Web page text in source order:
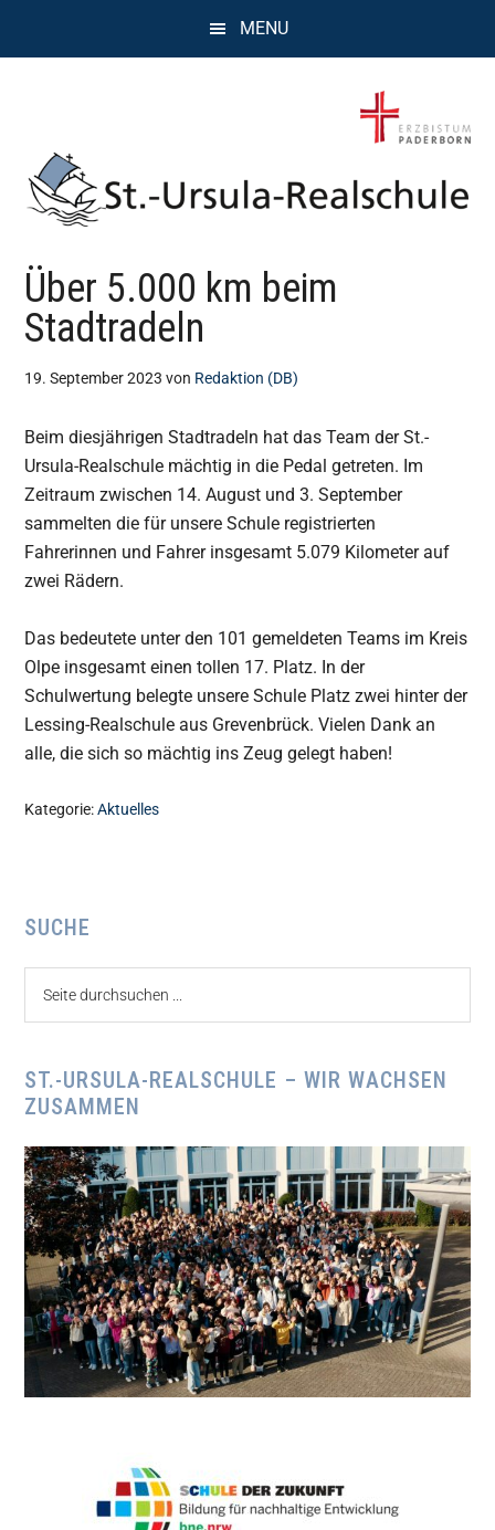
MENU
St.
Ursula
Realschule
Attendorn
Kompetenz,
Persönlichkeit,
Chancen
Über 5.000 km beim
Stadtradeln
19. September 2023 von Redaktion (DB)
Beim diesjährigen Stadtradeln hat das Team der St.-
Ursula-Realschule mächtig in die Pedal getreten. Im
Zeitraum zwischen 14. August und 3. September
sammelten die für unsere Schule registrierten
Fahrerinnen und Fahrer insgesamt 5.079 Kilometer auf
zwei Rädern.
Das bedeutete unter den 101 gemeldeten Teams im Kreis
Olpe insgesamt einen tollen 17. Platz. In der
Schulwertung belegte unsere Schule Platz zwei hinter der
Lessing-Realschule aus Grevenbrück. Vielen Dank an
alle, die sich so mächtig ins Zeug gelegt haben!
Kategorie:Aktuelles
Seitenspalte
SUCHE
ST.-URSULA-REALSCHULE – WIR WACHSEN
ZUSAMMEN